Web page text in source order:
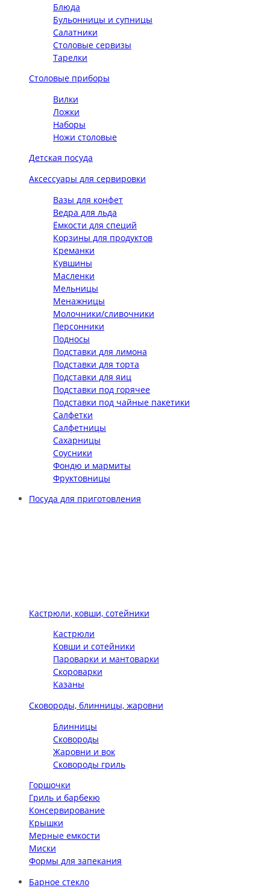
Блюда
Бульонницы и супницы
Салатники
Столовые сервизы
Тарелки
Столовые приборы
Вилки
Ложки
Наборы
Ножи столовые
Детская посуда
Аксессуары для сервировки
Вазы для конфет
Ведра для льда
Ёмкости для специй
Корзины для продуктов
Креманки
Кувшины
Масленки
Мельницы
Менажницы
Молочники/сливочники
Персонники
Подносы
Подставки для лимона
Подставки для торта
Подставки для яиц
Подставки под горячее
Подставки под чайные пакетики
Салфетки
Салфетницы
Сахарницы
Соусники
Фондю и мармиты
Фруктовницы
Посуда для приготовления
Кастрюли, ковши, сотейники
Кастрюли
Ковши и сотейники
Пароварки и мантоварки
Скороварки
Казаны
Сковороды, блинницы, жаровни
Блинницы
Сковороды
Жаровни и вок
Сковороды гриль
Горшочки
Гриль и барбекю
Консервирование
Крышки
Мерные емкости
Миски
Формы для запекания
Барное стекло